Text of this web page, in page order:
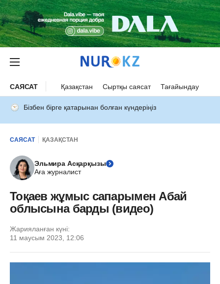
САЯСАТ Қазақстан Сыртқы саясат Тағайындау
Бізбен бірге қатарынан болған күндеріңіз
САЯСАТ ҚАЗАҚСТАН
Эльмира Асқарқызы
Аға журналист
Тоқаев жұмыс сапарымен Абай
облысына барды (видео)
Жарияланған күні:
11 маусым 2023, 12:06